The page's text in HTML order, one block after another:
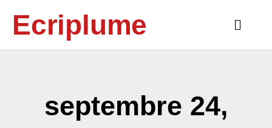
contenuEcriplume
Main
septembre 24,